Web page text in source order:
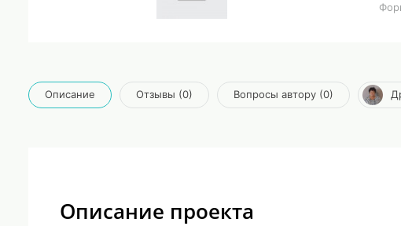
Описание Отзывы (0) Вопросы автору (0)
Описание проекта